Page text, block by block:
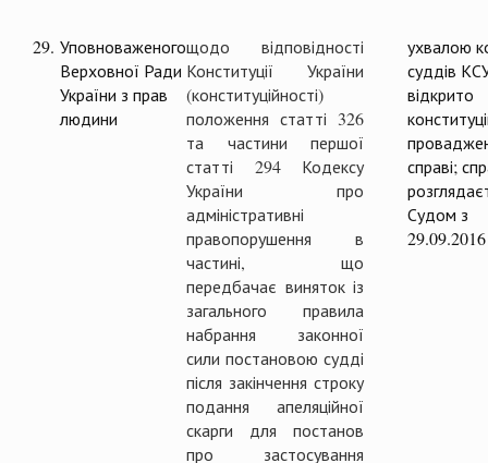
29. Уповноваженого
Верховної Ради
України з прав
людини
щодо відповідності
Конституції України
(конституційності)
положення статті 326
та частини першої
статті 294 Кодексу
України про
адміністративні
правопорушення в
частині, що
передбачає виняток із
загального правила
набрання законної
сили постановою судді
після закінчення строку
подання апеляційної
скарги для постанов
про застосування
ухвалою
суддів
відкрито
справі;
Судом з
29.09.2016